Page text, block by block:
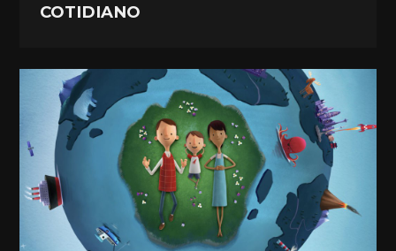
COTIDIANO